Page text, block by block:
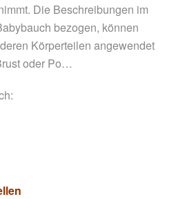
Die Beschreibungen im
bezogen, können
Körperteilen angewendet
oder Po…